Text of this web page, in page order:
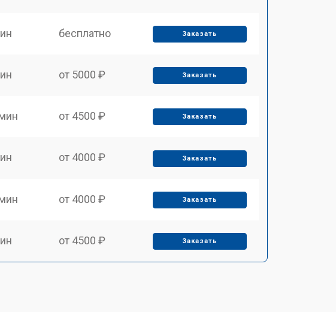
бесплатно Заказать
от 5000 ₽ Заказать
от 4500 ₽ Заказать
от 4000 ₽ Заказать
от 4000 ₽ Заказать
от 4500 ₽ Заказать